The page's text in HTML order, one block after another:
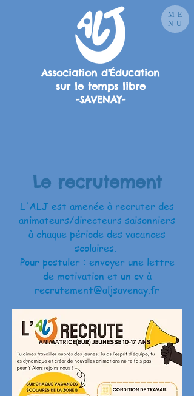
Association d'Éducation
sur le temps libre
-SAVENAY-
ME
NU
Le recrutement
L'ALJ est amenée à recruter des
animateurs/directeurs saisonniers
à chaque période des vacances
scolaires.
Pour postuler : envoyer une lettre
de motivation et un cv à
recrutement@aljsavenay.fr